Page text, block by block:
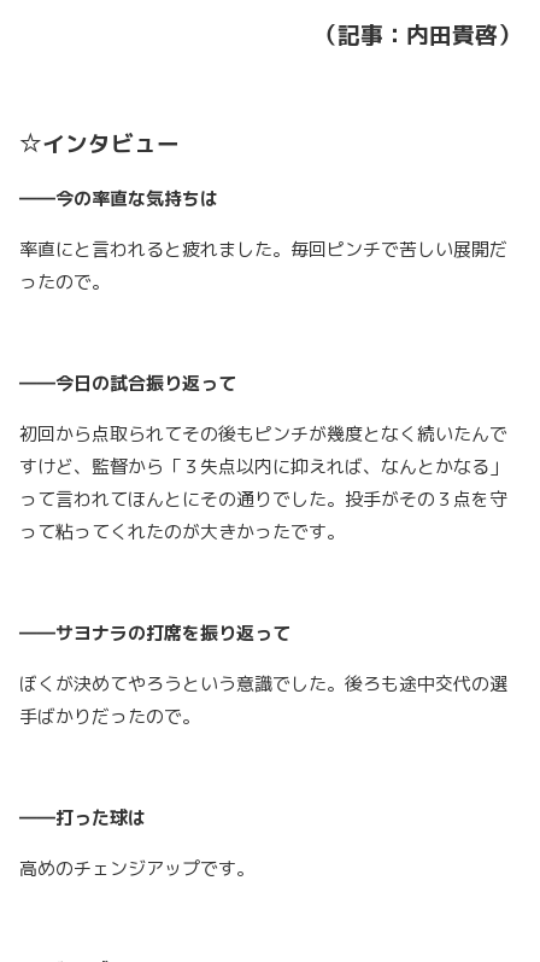
（記事：内田貴啓）
☆インタビュー
――今の率直な気持ちは
率直にと言われると疲れました。毎回ピンチで苦しい展開だ
ったので。
――今日の試合振り返って
初回から点取られてその後もピンチが幾度となく続いたんで
すけど、監督から「３失点以内に抑えれば、なんとかなる」
って言われてほんとにその通りでした。投手がその３点を守
って粘ってくれたのが大きかったです。
――サヨナラの打席を振り返って
ぼくが決めてやろうという意識でした。後ろも途中交代の選
手ばかりだったので。
――打った球は
高めのチェンジアップです。